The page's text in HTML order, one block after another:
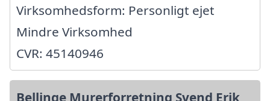
Virksomhedsform: Personligt ejet
Mindre Virksomhed
CVR: 45140946
Bellinge Murerforretning Svend Erik